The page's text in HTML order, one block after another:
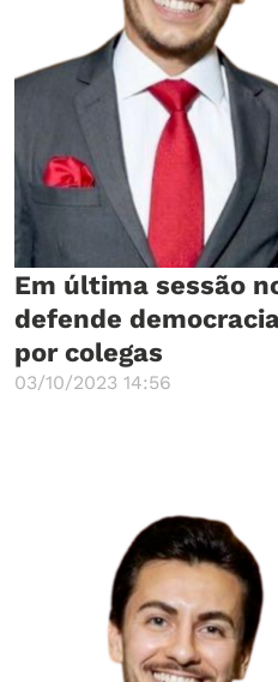
Em última sessão
defende
por colegas
03/10/2023 14:56